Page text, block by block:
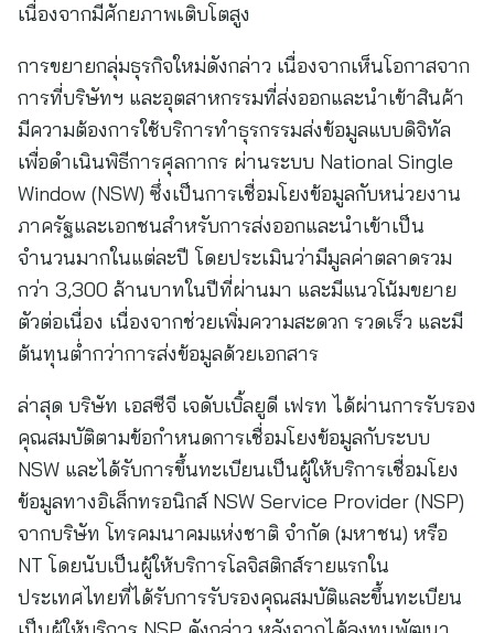
เนื่องจากมีศักยภาพเติบโตสูง
การขยายกลุ่มธุรกิจใหม่ดังกล่าว เนื่องจากเห็นโอกาสจาก
การที่บริษัทฯ และอุตสาหกรรมที่ส่งออกและนำเข้าสินค้า
มีความต้องการใช้บริการทำธุรกรรมส่งข้อมูลแบบดิจิทัล
เพื่อดำเนินพิธีการศุลกากร ผ่านระบบ National Single
Window (NSW) ซึ่งเป็นการเชื่อมโยงข้อมูลกับหน่วยงาน
ภาครัฐและเอกชนสำหรับการส่งออกและนำเข้าเป็น
จำนวนมากในแต่ละปี โดยประเมินว่ามีมูลค่าตลาดรวม
กว่า 3,300 ล้านบาทในปีที่ผ่านมา และมีแนวโน้มขยาย
ตัวต่อเนื่อง เนื่องจากช่วยเพิ่มความสะดวก รวดเร็ว และมี
ต้นทุนต่ำกว่าการส่งข้อมูลด้วยเอกสาร
ล่าสุด บริษัท เอสซีจี เจดับเบิ้ลยูดี เฟรท ได้ผ่านการรับรอง
คุณสมบัติตามข้อกำหนดการเชื่อมโยงข้อมูลกับระบบ
NSW และได้รับการขึ้นทะเบียนเป็นผู้ให้บริการเชื่อมโยง
ข้อมูลทางอิเล็กทรอนิกส์ NSW Service Provider (NSP)
จากบริษัท โทรคมนาคมแห่งชาติ จำกัด (มหาชน) หรือ
NT โดยนับเป็นผู้ให้บริการโลจิสติกส์รายแรกใน
ประเทศไทยที่ได้รับการรับรองคุณสมบัติและขึ้นทะเบียน